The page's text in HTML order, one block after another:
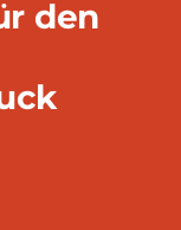
den